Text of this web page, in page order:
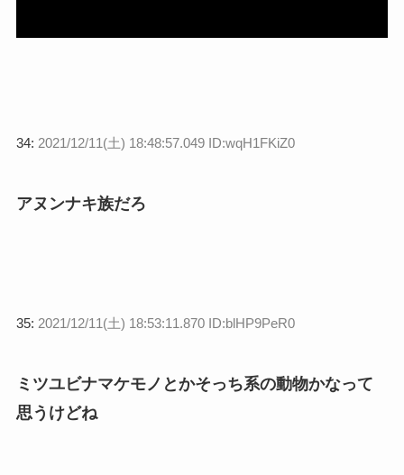
34: 2021/12/11(土) 18:48:57.049 ID:wqH1FKiZ0
アヌンナキ族だろ
35: 2021/12/11(土) 18:53:11.870 ID:blHP9PeR0
ミツユビナマケモノとかそっち系の動物かなって
思うけどね